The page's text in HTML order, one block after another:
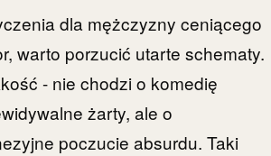
dla mężczyzny ceniącego
warto porzucić utarte schematy.
- nie chodzi o komedię
żarty, ale o
poczucie absurdu. Taki